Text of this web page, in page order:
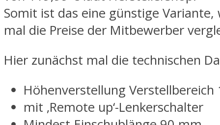
Somit ist das eine günstige Variante,
mal die Preise der Mitbewerber
Hier zunächst mal die technischen
Höhenverstellung
mit ‚Remote up‘-Lenkerschalter